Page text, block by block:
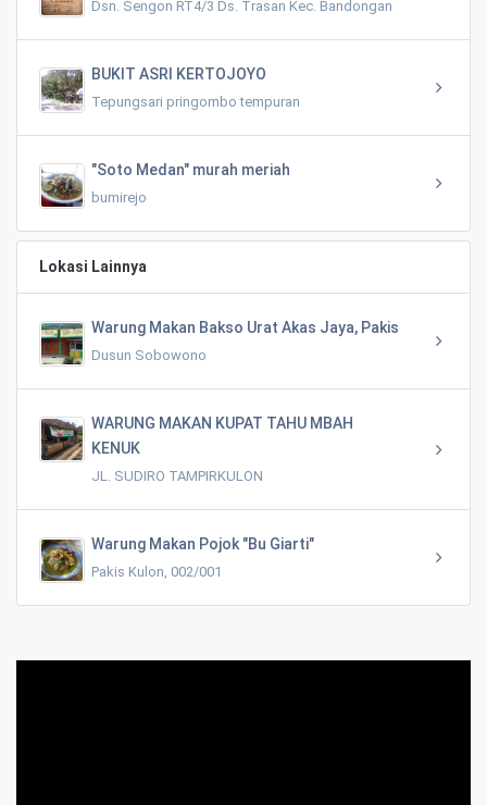
Dsn. Sengon RT4/3 Ds. Trasan Kec. Bandongan
BUKIT ASRI KERTOJOYO
Tepungsari pringombo tempuran
"Soto Medan" murah meriah
bumirejo
Lokasi Lainnya
Warung Makan Bakso Urat Akas Jaya, Pakis
Dusun Sobowono
WARUNG MAKAN KUPAT TAHU MBAH
KENUK
JL. SUDIRO TAMPIRKULON
Warung Makan Pojok "Bu Giarti"
Pakis Kulon, 002/001